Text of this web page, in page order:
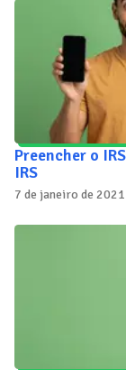
Preencher o
IRS
7 de janeiro de 2021